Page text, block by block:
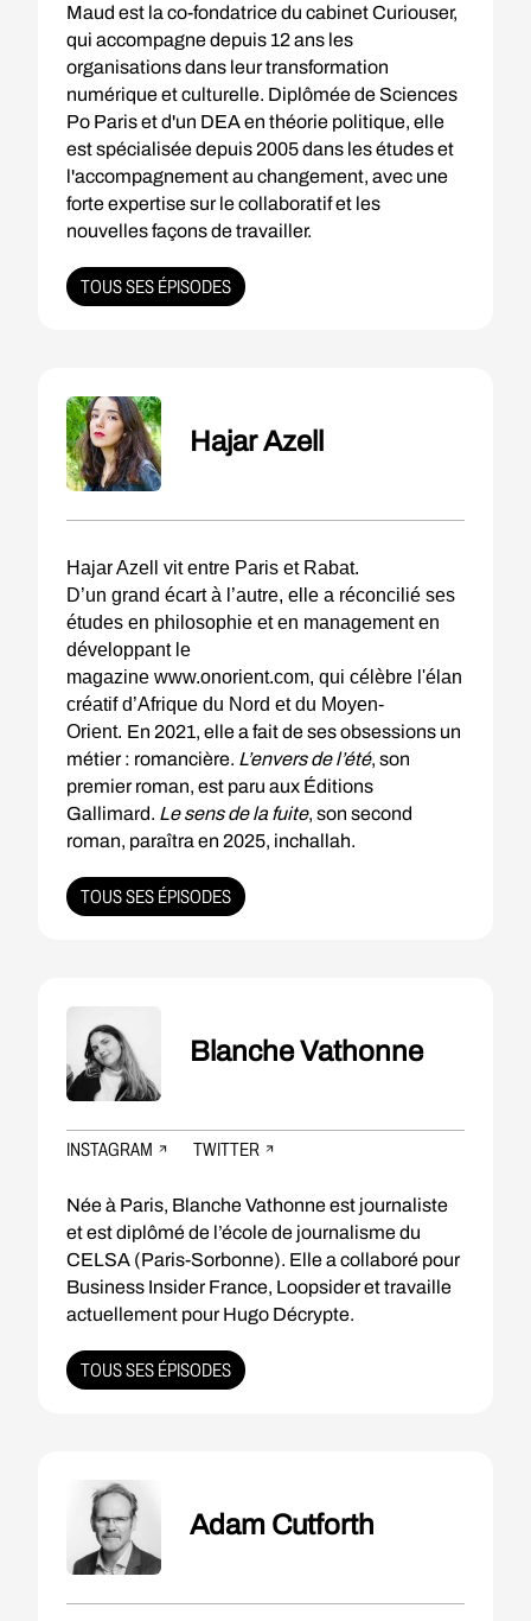
Maud est la co-fondatrice du cabinet Curiouser,
qui accompagne depuis 12 ans les
organisations dans leur transformation
numérique et culturelle. Diplômée de Sciences
Po Paris et d'un DEA en théorie politique, elle
est spécialisée depuis 2005 dans les études et
l'accompagnement au changement, avec une
forte expertise sur le collaboratif et les
nouvelles façons de travailler.
TOUS SES ÉPISODES
Hajar Azell
Hajar Azell vit entre Paris et Rabat.
D’un grand écart à l’autre, elle a réconcilié ses
études en philosophie et en management en
développant le
magazine www.onorient.com, qui célèbre l'élan
créatif d’Afrique du Nord et du Moyen-
Orient. En 2021, elle a fait de ses obsessions un
métier : romancière. L’envers de l’été, son
premier roman, est paru aux Éditions
Gallimard. Le sens de la fuite, son second
roman, paraîtra en 2025, inchallah.
TOUS SES ÉPISODES
Blanche Vathonne
INSTAGRAM TWITTER
Née à Paris, Blanche Vathonne est journaliste
et est diplômé de l’école de journalisme du
CELSA (Paris-Sorbonne). Elle a collaboré pour
Business Insider France, Loopsider et travaille
actuellement pour Hugo Décrypte.
TOUS SES ÉPISODES
Adam Cutforth